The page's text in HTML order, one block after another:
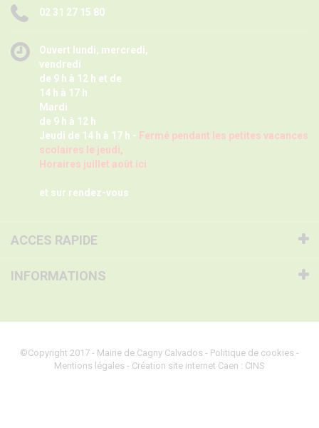
02 31 27 15 80
Ouvert lundi, mercredi,
vendredi
de 9 h à 12 h et de
14 h à 17 h
Mardi
de 9 h à 12 h
Jeudi de 14 h à 17 h - Fermé pendant les petites vacances
scolaires le jeudi,
Horaires juillet août ici
et sur rendez-vous
ACCES RAPIDE
INFORMATIONS
©Copyright 2017 - Mairie de Cagny Calvados - Politique de cookies -
Mentions légales - Création site internet Caen : CINS